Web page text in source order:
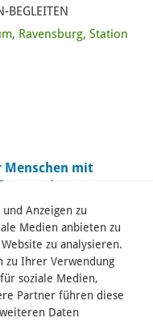
BEGLEITEN
Ravensburg, Station
Menschen mit
wird um 16 Uhr
in derKapelle des St.
– dem Licht
Mitsingen ein.
Gesten der
Elemente des
Anzeigen zu
Medien anbieten zu
zu analysieren.
zu Ihrer Verwendung
soziale Medien,
Partner führen diese
Daten